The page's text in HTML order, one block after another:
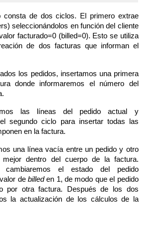
consta de dos ciclos. El primero extrae
seleccionándolos en función del cliente
facturado=0 (billed=0). Esto se utiliza
de dos facturas que informan el
los pedidos, insertamos una primera
donde informaremos el número del
las líneas del pedido actual y
segundo ciclo para insertar todas las
en la factura.
una línea vacía entre un pedido y otro
mejor dentro del cuerpo de la factura.
cambiaremos el estado del pedido
de billeden 1, de modo que el pedido
por otra factura. Después de los dos
la actualización de los cálculos de la